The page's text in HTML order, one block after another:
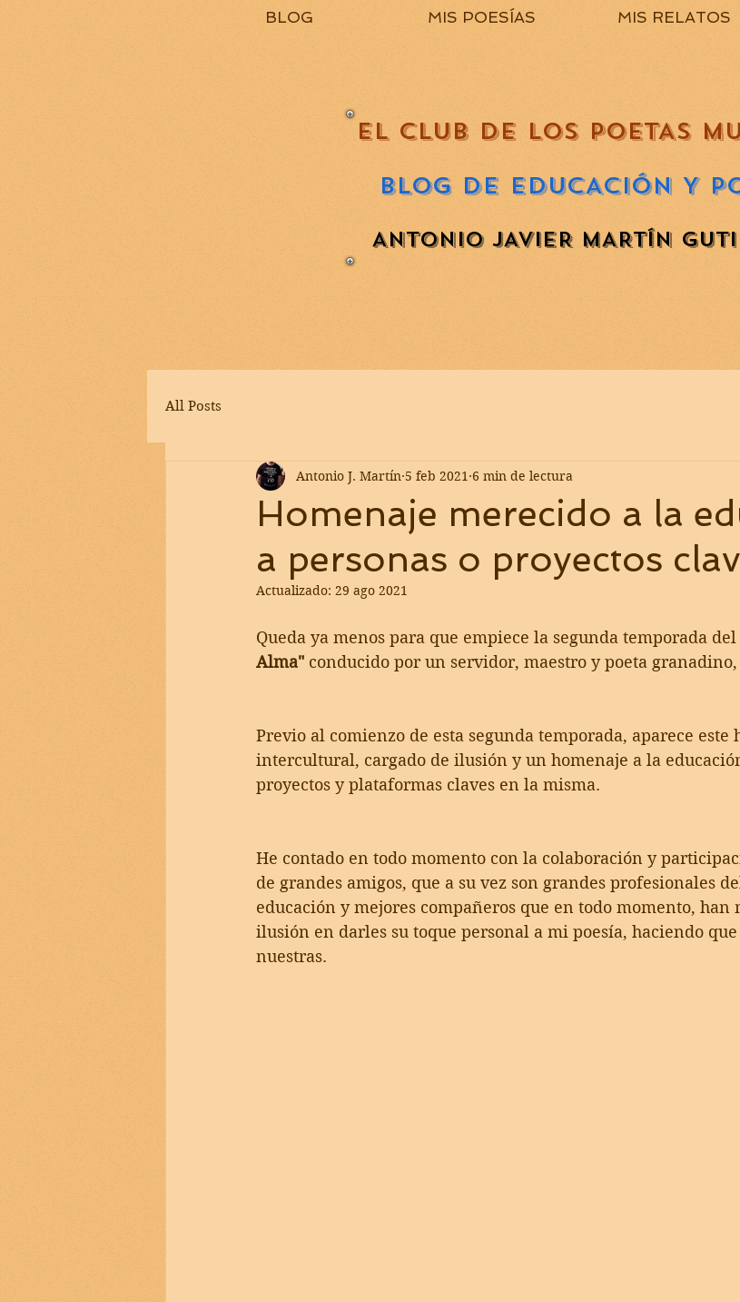
EL CLUB DE LOS POETAS
BLOG DE EDUCACIÓN Y
ANTONIO JAVIER MARTÍN
BLOG MIS POESÍAS MIS RELATOS
All Posts
Homenaje merecido a la
a personas o proyectos
Antonio J. Martín 5 feb 2021 6 min de lectura
Actualizado: 29 ago 2021
Queda ya menos para que empiece la segunda temporada
Alma" conducido por un servidor, maestro y poeta granadino,
Previo al comienzo de esta segunda temporada, aparece
intercultural, cargado de ilusión y un homenaje a la
proyectos y plataformas claves en la misma.
He contado en todo momento con la colaboración y
de grandes amigos, que a su vez son grandes profesionales
educación y mejores compañeros que en todo momento, han
ilusión en darles su toque personal a mi poesía, haciendo
nuestras.